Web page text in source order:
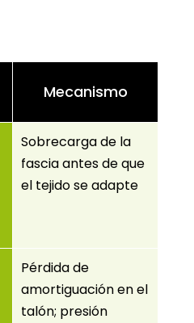
Mecanismo
Sobrecarga de la
fascia antes de que
el tejido se adapte
Pérdida de
amortiguación en el
talón; presión